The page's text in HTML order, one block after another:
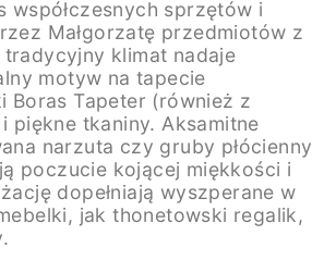
współczesnych sprzętów i
Małgorzatę przedmiotów z
klimat nadaje
motyw na tapecie
Boras Tapeter (również z
piękne tkaniny. Aksamitne
narzuta czy gruby płócienny
poczucie kojącej miękkości i
dopełniają wyszperane w
jak thonetowski regalik,